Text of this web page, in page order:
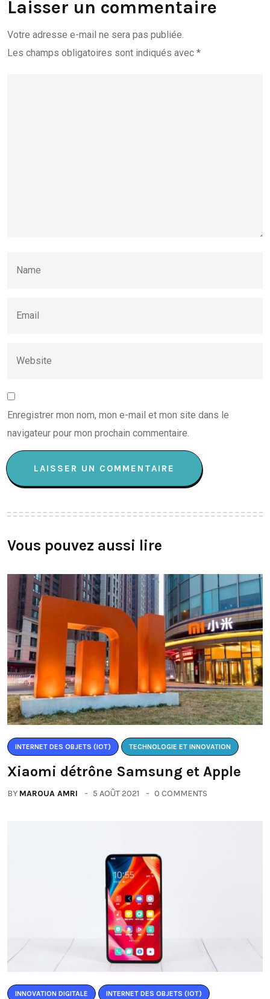
Laisser un commentaire
Votre adresse e-mail ne sera pas publiée.
Les champs obligatoires sont indiqués avec *
Enregistrer mon nom, mon e-mail et mon site dans le
navigateur pour mon prochain commentaire.
Vous pouvez aussi lire
INTERNET DES OBJETS (IOT) TECHNOLOGIE ET INNOVATION
Xiaomi détrône Samsung et Apple
BY MAROUA AMRI 5 AOÛT 2021 0 COMMENTS
INNOVATION DIGITALE INTERNET DES OBJETS (IOT)